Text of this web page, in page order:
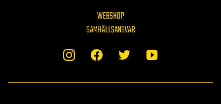
WEBSHOP
SAMHÄLLSANSVAR